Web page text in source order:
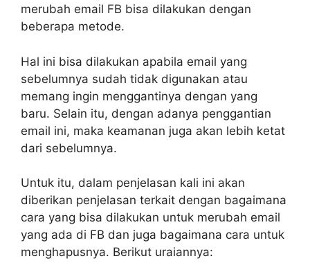
merubah email FB bisa dilakukan dengan
beberapa metode.
Hal ini bisa dilakukan apabila email yang
sebelumnya sudah tidak digunakan atau
memang ingin menggantinya dengan yang
baru. Selain itu, dengan adanya penggantian
email ini, maka keamanan juga akan lebih ketat
dari sebelumnya.
Untuk itu, dalam penjelasan kali ini akan
diberikan penjelasan terkait dengan bagaimana
cara yang bisa dilakukan untuk merubah email
yang ada di FB dan juga bagaimana cara untuk
menghapusnya. Berikut uraiannya: